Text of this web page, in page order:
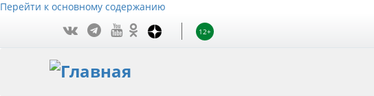
Перейти к основному содержанию
12+